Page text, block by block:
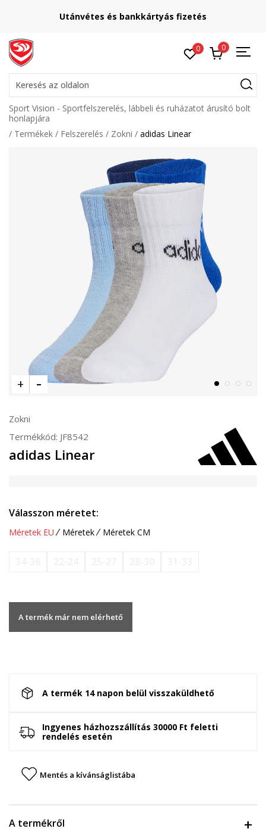
Utánvétes és bankkártyás fizetés
0 0
Keresés az oldalon
Sport Vision - Sportfelszerelés, lábbeli és ruházatot árusító bolt
honlapjára
Termékek
Felszerelés Zokni adidas Linear
Zokni
Termékkód: JF8542
adidas Linear
Válasszon méretet:
Méretek EU Méretek Méretek CM
A termék már nem elérhető
A termék 14 napon belül visszaküldhető
Ingyenes házhozszállítás 30000 Ft feletti
rendelés esetén
Mentés a kívánságlistába
A termékről